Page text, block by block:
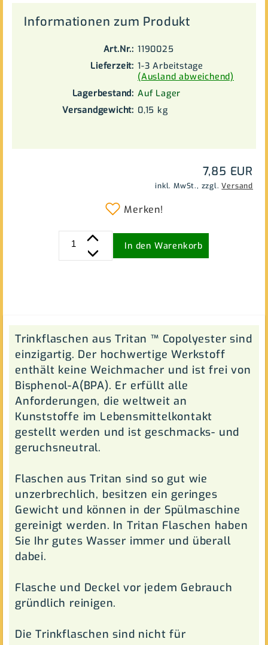
Informationen zum Produkt
Art.Nr.: 1190025
Lieferzeit: 1-3 Arbeitstage
(Ausland abweichend)
Lagerbestand: Auf Lager
Versandgewicht: 0,15 kg
7,85 EUR
inkl. MwSt., zzgl.Versand
Merken!
In den Warenkorb
Trinkflaschen aus Tritan ™ Copolyester sind
einzigartig. Der hochwertige Werkstoff
enthält keine Weichmacher und ist frei von
Bisphenol-A(BPA). Er erfüllt alle
Anforderungen, die weltweit an
Kunststoffe im Lebensmittelkontakt
gestellt werden und ist geschmacks- und
geruchsneutral.
Flaschen aus Tritan sind so gut wie
unzerbrechlich, besitzen ein geringes
Gewicht und können in der Spülmaschine
gereinigt werden. In Tritan Flaschen haben
Sie Ihr gutes Wasser immer und überall
dabei.
Flasche und Deckel vor jedem Gebrauch
gründlich reinigen.
Die Trinkflaschen sind nicht für